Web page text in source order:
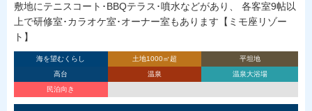
敷地にテニスコート･BBQテラス･噴水などがあり、 各客室9帖以
上で研修室･カラオケ室･オーナー室もあります【ミモ座リゾー
ト】
海を望むくらし 土地1000㎡超
平坦地
高台
温泉
温泉大浴場
民泊向き